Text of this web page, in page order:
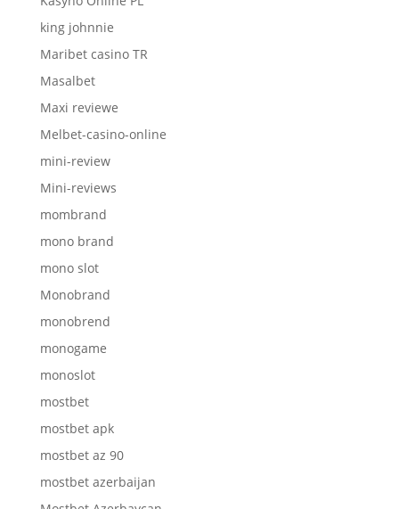
king johnnie
Maribet casino TR
Masalbet
Maxi reviewe
Melbet-casino-online
mini-review
Mini-reviews
mombrand
mono brand
mono slot
Monobrand
monobrend
monogame
monoslot
mostbet
mostbet apk
mostbet az 90
mostbet azerbaijan